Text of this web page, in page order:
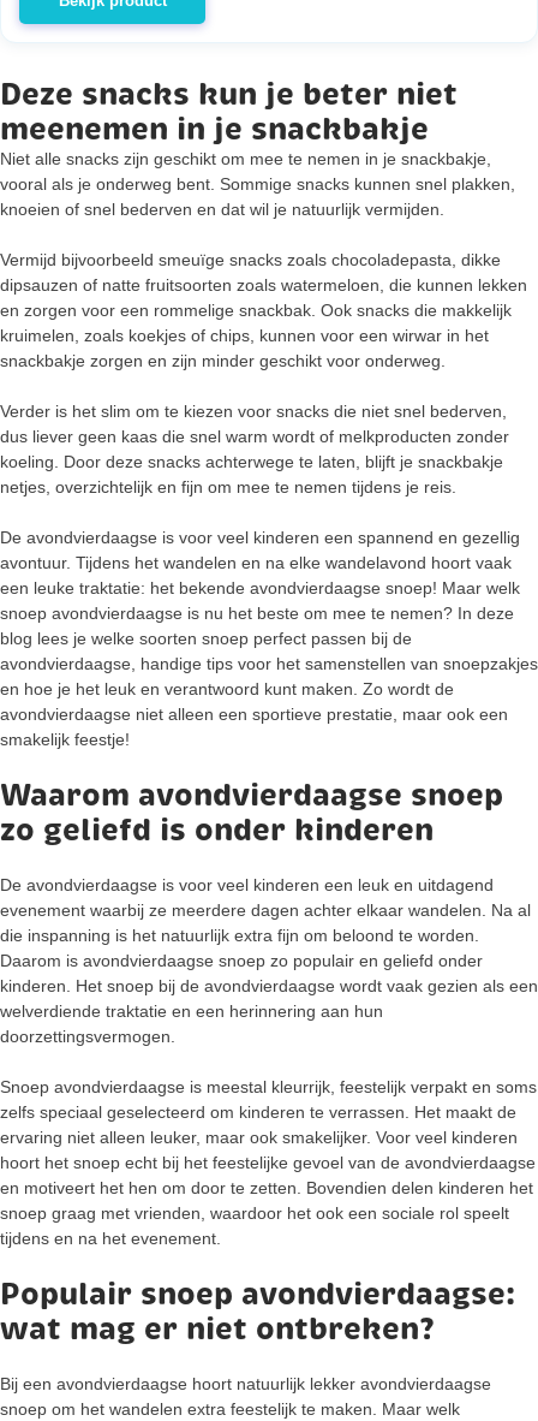
Deze snacks kun je beter niet
meenemen in je snackbakje
Niet alle snacks zijn geschikt om mee te nemen in je snackbakje,
vooral als je onderweg bent. Sommige snacks kunnen snel plakken,
knoeien of snel bederven en dat wil je natuurlijk vermijden.
Vermijd bijvoorbeeld smeuïge snacks zoals chocoladepasta, dikke
dipsauzen of natte fruitsoorten zoals watermeloen, die kunnen lekken
en zorgen voor een rommelige snackbak. Ook snacks die makkelijk
kruimelen, zoals koekjes of chips, kunnen voor een wirwar in het
snackbakje zorgen en zijn minder geschikt voor onderweg.
Verder is het slim om te kiezen voor snacks die niet snel bederven,
dus liever geen kaas die snel warm wordt of melkproducten zonder
koeling. Door deze snacks achterwege te laten, blijft je snackbakje
netjes, overzichtelijk en fijn om mee te nemen tijdens je reis.
De avondvierdaagse is voor veel kinderen een spannend en gezellig
avontuur. Tijdens het wandelen en na elke wandelavond hoort vaak
een leuke traktatie: het bekende avondvierdaagse snoep! Maar welk
snoep avondvierdaagse is nu het beste om mee te nemen? In deze
blog lees je welke soorten snoep perfect passen bij de
avondvierdaagse, handige tips voor het samenstellen van snoepzakjes
en hoe je het leuk en verantwoord kunt maken. Zo wordt de
avondvierdaagse niet alleen een sportieve prestatie, maar ook een
smakelijk feestje!
Waarom avondvierdaagse snoep
zo geliefd is onder kinderen
De avondvierdaagse is voor veel kinderen een leuk en uitdagend
evenement waarbij ze meerdere dagen achter elkaar wandelen. Na al
die inspanning is het natuurlijk extra fijn om beloond te worden.
Daarom is avondvierdaagse snoep zo populair en geliefd onder
kinderen. Het snoep bij de avondvierdaagse wordt vaak gezien als een
welverdiende traktatie en een herinnering aan hun
doorzettingsvermogen.
Snoep avondvierdaagse is meestal kleurrijk, feestelijk verpakt en soms
zelfs speciaal geselecteerd om kinderen te verrassen. Het maakt de
ervaring niet alleen leuker, maar ook smakelijker. Voor veel kinderen
hoort het snoep echt bij het feestelijke gevoel van de avondvierdaagse
en motiveert het hen om door te zetten. Bovendien delen kinderen het
snoep graag met vrienden, waardoor het ook een sociale rol speelt
tijdens en na het evenement.
Populair snoep avondvierdaagse:
wat mag er niet ontbreken?
Bij een avondvierdaagse hoort natuurlijk lekker avondvierdaagse
snoep om het wandelen extra feestelijk te maken. Maar welk